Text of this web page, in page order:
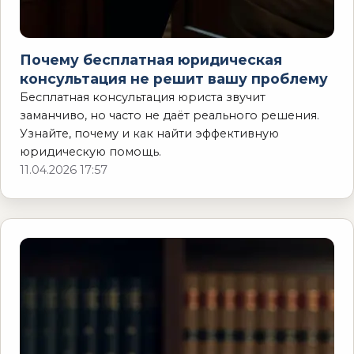
Почему бесплатная юридическая
консультация не решит вашу проблему
Бесплатная консультация юриста звучит
заманчиво, но часто не даёт реального решения.
Узнайте, почему и как найти эффективную
юридическую помощь.
11.04.2026 17:57